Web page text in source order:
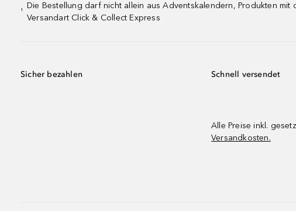
¹
Die Bestellung darf nicht allein aus Adventskalendern, Produkten
Versandart Click & Collect Express
Sicher bezahlen Schnell versendet
Alle Preise inkl.
Versandkosten.